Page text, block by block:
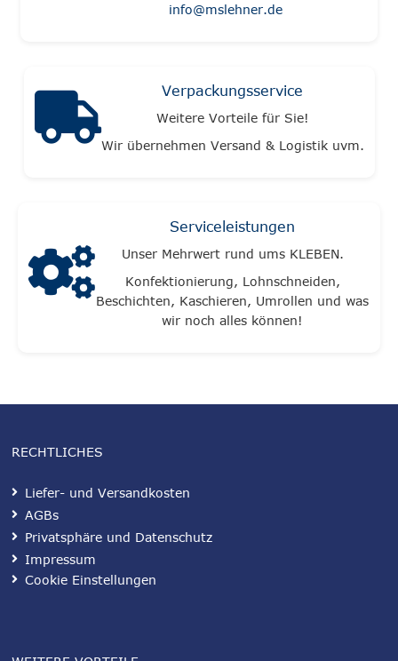
info@mslehner.de
Verpackungsservice
Weitere Vorteile für Sie!
Wir übernehmen Versand & Logistik uvm.
Serviceleistungen
Unser Mehrwert rund ums KLEBEN.
Konfektionierung, Lohnschneiden,
Beschichten, Kaschieren, Umrollen und was
wir noch alles können!
RECHTLICHES
Liefer- und Versandkosten
AGBs
Privatsphäre und Datenschutz
Impressum
Cookie Einstellungen